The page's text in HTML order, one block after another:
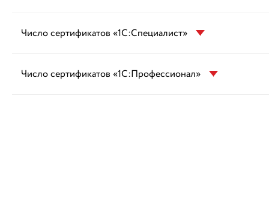
Число сертификатов «1С:Специалист»
Число сертификатов «1С:Профессионал»